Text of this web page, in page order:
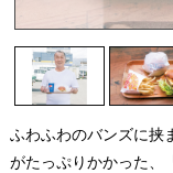
ふわふわのバンズに挟
がたっぷりかかった、